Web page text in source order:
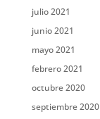
julio 2021
junio 2021
mayo 2021
febrero 2021
octubre 2020
septiembre 2020